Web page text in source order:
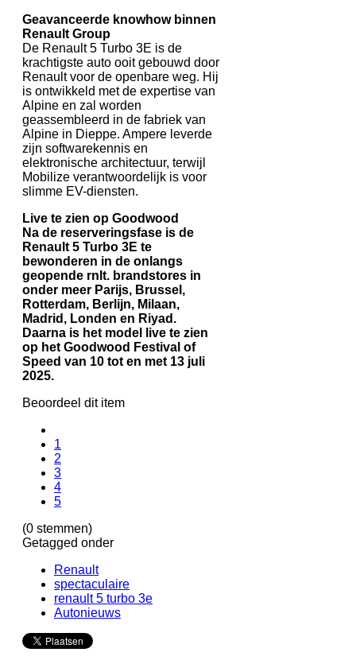
Geavanceerde knowhow binnen
Renault Group
De Renault 5 Turbo 3E is de
krachtigste auto ooit gebouwd door
Renault voor de openbare weg. Hij
is ontwikkeld met de expertise van
Alpine en zal worden
geassembleerd in de fabriek van
Alpine in Dieppe. Ampere leverde
zijn softwarekennis en
elektronische architectuur, terwijl
Mobilize verantwoordelijk is voor
slimme EV-diensten.
Live te zien op Goodwood
Na de reserveringsfase is de
Renault 5 Turbo 3E te
bewonderen in de onlangs
geopende rnlt. brandstores in
onder meer Parijs, Brussel,
Rotterdam, Berlijn, Milaan,
Madrid, Londen en Riyad.
Daarna is het model live te zien
op het Goodwood Festival of
Speed van 10 tot en met 13 juli
2025.
Beoordeel dit item
1
2
3
4
5
(0 stemmen)
Getagged onder
Renault
spectaculaire
renault 5 turbo 3e
Autonieuws